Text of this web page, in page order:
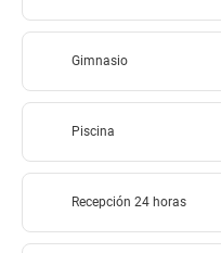
Gimnasio
Piscina
Recepción 24 horas